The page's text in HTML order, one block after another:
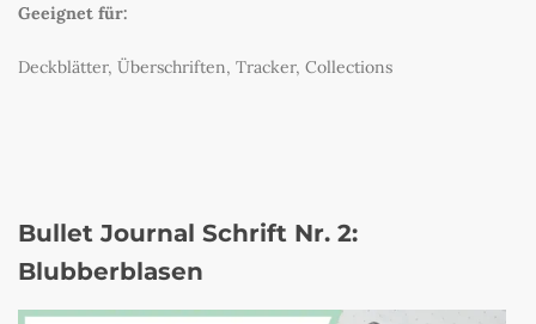
Geeignet für:
Deckblätter, Überschriften, Tracker, Collections
Bullet Journal Schrift Nr. 2:
Blubberblasen